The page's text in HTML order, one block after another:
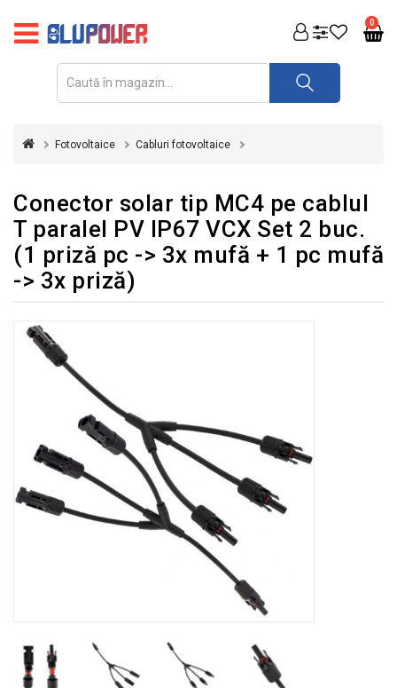
0
FOTOVOLTAICE
REDRESOARE
INVERTOARE
UPS
&
STABILIZATOARE
TENSIUNE
ECHIPAMENTE
ELECTRICE
Fotovoltaice Cabluri fotovoltaice
Conector solar tip MC4 pe cablul
T paralel PV IP67 VCX Set 2 buc.
(1 priză pc -> 3x mufă + 1 pc mufă
-> 3x priză)